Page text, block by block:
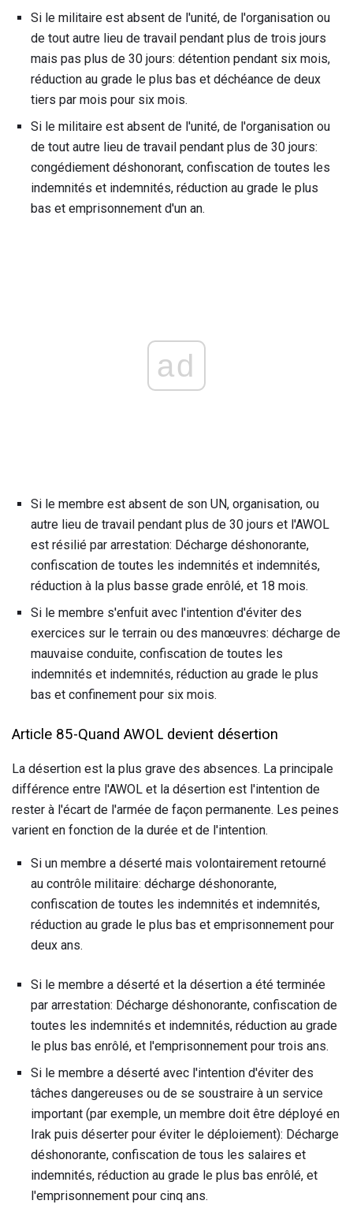
Si le militaire est absent de l'unité, de l'organisation ou
de tout autre lieu de travail pendant plus de trois jours
mais pas plus de 30 jours: détention pendant six mois,
réduction au grade le plus bas et déchéance de deux
tiers par mois pour six mois.
Si le militaire est absent de l'unité, de l'organisation ou
de tout autre lieu de travail pendant plus de 30 jours:
congédiement déshonorant, confiscation de toutes les
indemnités et indemnités, réduction au grade le plus
bas et emprisonnement d'un an.
ad
Si le membre est absent de son UN, organisation, ou
autre lieu de travail pendant plus de 30 jours et l'AWOL
est résilié par arrestation: Décharge déshonorante,
confiscation de toutes les indemnités et indemnités,
réduction à la plus basse grade enrôlé, et 18 mois.
Si le membre s'enfuit avec l'intention d'éviter des
exercices sur le terrain ou des manœuvres: décharge de
mauvaise conduite, confiscation de toutes les
indemnités et indemnités, réduction au grade le plus
bas et confinement pour six mois.
Article 85-Quand AWOL devient désertion
La désertion est la plus grave des absences. La principale
différence entre l'AWOL et la désertion est l'intention de
rester à l'écart de l'armée de façon permanente. Les peines
varient en fonction de la durée et de l'intention.
Si un membre a déserté mais volontairement retourné
au contrôle militaire: décharge déshonorante,
confiscation de toutes les indemnités et indemnités,
réduction au grade le plus bas et emprisonnement pour
deux ans.
Si le membre a déserté et la désertion a été terminée
par arrestation: Décharge déshonorante, confiscation de
toutes les indemnités et indemnités, réduction au grade
le plus bas enrôlé, et l'emprisonnement pour trois ans.
Si le membre a déserté avec l'intention d'éviter des
tâches dangereuses ou de se soustraire à un service
important (par exemple, un membre doit être déployé en
Irak puis déserter pour éviter le déploiement): Décharge
déshonorante, confiscation de tous les salaires et
indemnités, réduction au grade le plus bas enrôlé, et
l'emprisonnement pour cinq ans.